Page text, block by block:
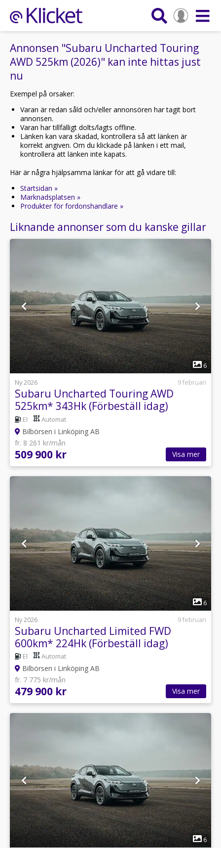
Annonsen "Subaru Uncharted Touring
AWD 525km (2026)" kan inte hittas just
nu
Exempel på orsaker:
Varan är redan såld och/eller annonsören har tagit bort
annonsen.
Varan har tillfälligt dolts/lagts offline.
Länken kan vara skadad, kontrollera så att länken är
korrekt angiven. Om du klickade på länken i ett mail,
kontrollera att länken inte kapats.
Här är några hjälpsamma länkar för att gå vidare till:
Startsidan »
Marknadsplatsen »
Produkter för fordonshandlare »
Liknande annonser som du kanske gillar
1
6
Ny 2026
9 februari
Subaru Uncharted Touring AWD
525km* 343Hk (Förbeställ idag)
El Automat
Bilbörsen i Linköping AB
fr. 8 261 kr/mån
509 900 kr Visa mer
1
6
Ny 2026
9 februari
Subaru Uncharted Limited FWD
600km* 224Hk (Förbeställ idag)
El Automat
Bilbörsen i Linköping AB
fr. 7 775 kr/mån
479 900 kr Visa mer
1
6